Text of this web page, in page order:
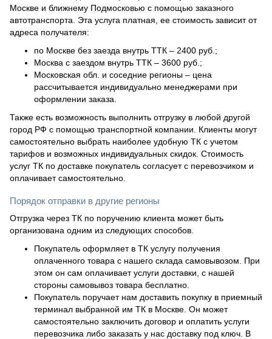
Москве и ближнему Подмосковью с помощью заказного
автотранспорта. Эта услуга платная, ее стоимость зависит от
адреса получателя:
по Москве без заезда внутрь ТТК – 2400 руб.;
Москва с заездом внутрь ТТК – 3600 руб.;
Московская обл. и соседние регионы – цена
рассчитывается индивидуально менеджерами при
оформлении заказа.
Также есть возможность выполнить отгрузку в любой другой
город РФ с помощью транспортной компании. Клиенты могут
самостоятельно выбрать наиболее удобную ТК с учетом
тарифов и возможных индивидуальных скидок. Стоимость
услуг ТК по доставке покупатель согласует с перевозчиком и
оплачивает самостоятельно.
Порядок отправки в другие регионы
Отгрузка через ТК по поручению клиента может быть
организована одним из следующих способов.
Покупатель оформляет в ТК услугу получения
оплаченного товара с нашего склада самовывозом. При
этом он сам оплачивает услуги доставки, с нашей
стороны самовывоз товара бесплатно.
Покупатель поручает нам доставить покупку в приемный
терминал выбранной им ТК в Москве. Он может
самостоятельно заключить договор и оплатить услуги
перевозчика либо заказать у нас доставку под ключ. В